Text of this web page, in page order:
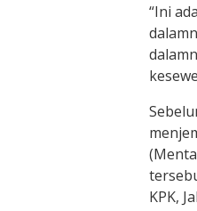
“Ini
KPK,